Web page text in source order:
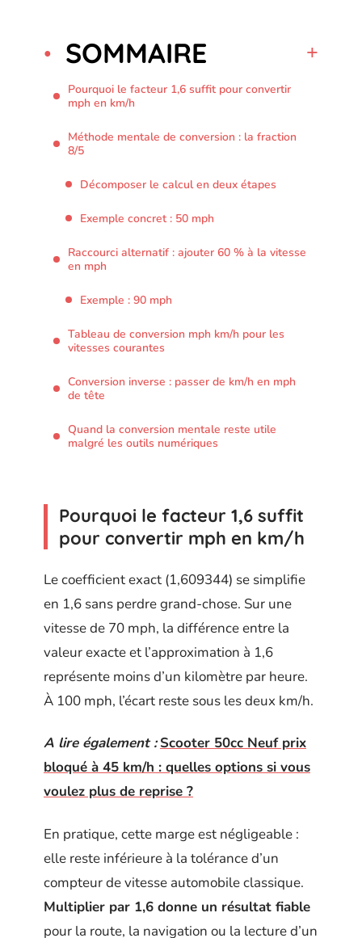
SOMMAIRE
Pourquoi le facteur 1,6 suffit pour convertir
mph en km/h
Méthode mentale de conversion : la fraction
8/5
Décomposer le calcul en deux étapes
Exemple concret : 50 mph
Raccourci alternatif : ajouter 60 % à la vitesse
en mph
Exemple : 90 mph
Tableau de conversion mph km/h pour les
vitesses courantes
Conversion inverse : passer de km/h en mph
de tête
Quand la conversion mentale reste utile
malgré les outils numériques
Pourquoi le facteur 1,6 suffit
pour convertir mph en km/h
Le coefficient exact (1,609344) se simplifie
en 1,6 sans perdre grand-chose. Sur une
vitesse de 70 mph, la différence entre la
valeur exacte et l’approximation à 1,6
représente moins d’un kilomètre par heure.
À 100 mph, l’écart reste sous les deux km/h.
A lire également : Scooter 50cc Neuf prix
bloqué à 45 km/h : quelles options si vous
voulez plus de reprise ?
En pratique, cette marge est négligeable :
elle reste inférieure à la tolérance d’un
compteur de vitesse automobile classique.
Multiplier par 1,6 donne un résultat fiable
pour la route, la navigation ou la lecture d’un